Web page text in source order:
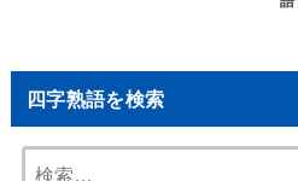
四字熟語を検索